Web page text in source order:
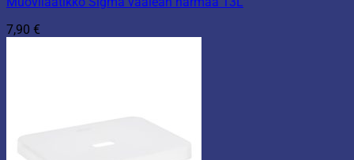
7,90 €